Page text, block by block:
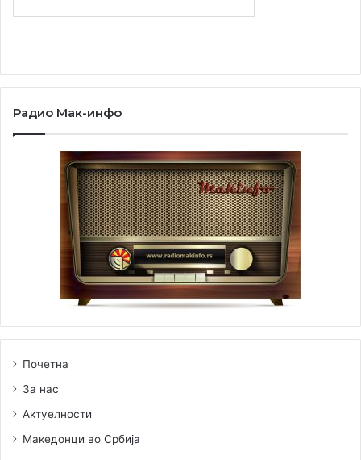
Радио Мак-инфо
Почетна
За нас
Актуелности
Македонци во Србија